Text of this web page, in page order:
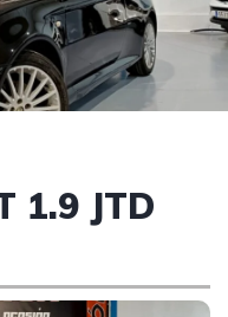
1.9 JTD